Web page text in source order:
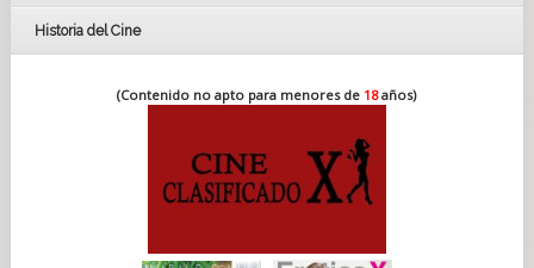
Historia del Cine
(Contenido no apto para menores de 18años)